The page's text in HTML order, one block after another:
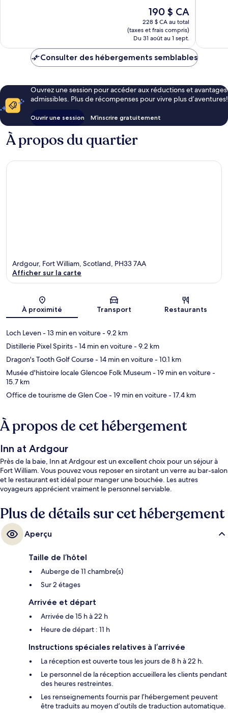
Le
prix
est
de
190 $ CA
190 $ CA
228 $ CA au total
(taxes et frais compris)
Du 31 août au 1 sept.
Consulter des hébergements semblables
Ouvrez une session pour accéder aux réductions et avantages
admissibles. Plus de récompenses pour vivre plus d’aventures!
Ouvrir une session M’inscrire gratuitement
À propos du quartier
Carte
Ardgour, Fort William, Scotland, PH33 7AA
Afficher sur la carte
À proximité Transport Restaurants
Loch Leven- 13 min en voiture- 9.2 km
Distillerie Pixel Spirits- 14 min en voiture- 9.2 km
Dragon's Tooth Golf Course- 14 min en voiture- 10.1 km
Musée d'histoire locale Glencoe Folk Museum- 19 min en voiture-
15.7 km
Office de tourisme de Glen Coe- 19 min en voiture- 17.4 km
À propos de cet hébergement
Inn at Ardgour
Près de la baie, Inn at Ardgour est un excellent choix pour un séjour à
Fort William. Vous pouvez vous reposer en sirotant un verre au bar-salon
et le restaurant est idéal pour manger une bouchée. Les autres
voyageurs apprécient vraiment le personnel serviable.
Plus de détails sur cet hébergement
Aperçu
Taille de l’hôtel
Auberge de 11 chambre(s)
Sur 2 étages
Arrivée et départ
Arrivée de 15 h à 22 h
Heure de départ : 11 h
Instructions spéciales relatives à l’arrivée
La réception est ouverte tous les jours de 8 h à 22 h.
Le personnel de la réception accueillera les clients pendant
des heures restreintes.
Les renseignements fournis par l’hébergement peuvent
être traduits au moyen d’outils de traduction automatique.